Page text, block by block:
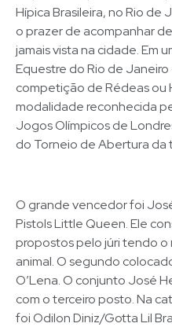
Hípica Brasileira, no Rio de
o prazer de acompanhar
jamais vista na cidade. Em
Equestre do Rio de Janeiro
competição de Rédeas ou
modalidade reconhecida
Jogos Olímpicos de
do Torneio de Abertura da
O grande vencedor foi
Pistols Little Queen. Ele
propostos pelo júri tendo o
animal. O segundo
O’Lena. O conjunto José
com o terceiro posto. Na
foi Odilon Diniz/Gotta Lil